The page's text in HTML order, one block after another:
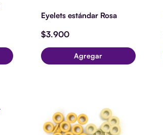
Eyelets estándar Rosa
$3.900
Agregar
estándar
Amarillo
cantidad